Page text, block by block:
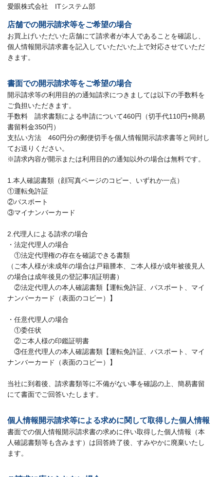
愛眼株式会社 ITシステム部
店舗での開示請求等をご希望の場合
お買上げいただいた店舗にて請求者が本人であることを確認し、
個人情報開示請求書を記入していただいた上で対応させていただ
きます。
書面での開示請求等をご希望の場合
開示請求等の利用目的の通知請求につきましては以下の手数料を
ご負担いただきます。
手数料 請求書類による申請について460円（切手代110円+簡易
書留料金350円）
支払い方法 460円分の郵便切手を個人情報開示請求書等と同封し
てお送りください。
※請求内容が開示または利用目的の通知以外の場合は無料です。
1.本人確認書類（顔写真ページのコピー、いずれか一点）
①運転免許証
②パスポート
③マイナンバーカード
2.代理人による請求の場合
・法定代理人の場合
①法定代理権の存在を確認できる書類
（ご本人様が未成年の場合は戸籍謄本、ご本人様が成年被後見人
の場合は成年後見の登記事項証明書）
②法定代理人の本人確認書類【運転免許証、パスポート、マイ
ナンバーカード（表面のコピー）】
・任意代理人の場合
①委任状
②ご本人様の印鑑証明書
③任意代理人の本人確認書類【運転免許証、パスポート、マイ
ナンバーカード（表面のコピー）】
当社に到着後、請求書類等に不備がない事を確認の上、簡易書留
にて書面でご回答いたします。
個人情報開示請求等による求めに関して取得した個人情報
書面での個人情報開示請求書の求めに伴い取得した個人情報（本
人確認書類等も含みます）は回答終了後、すみやかに廃棄いたし
ます。